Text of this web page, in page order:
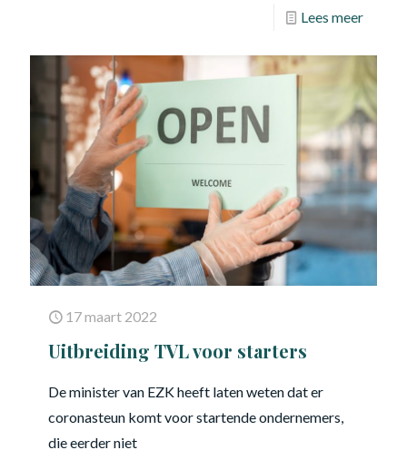
Lees meer
17 maart 2022
Uitbreiding TVL voor starters
De minister van EZK heeft laten weten dat er
coronasteun komt voor startende ondernemers,
die eerder niet